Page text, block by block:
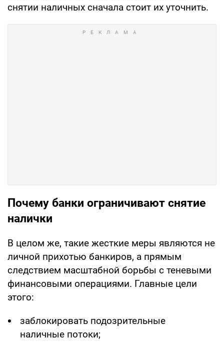
снятии наличных сначала стоит их уточнить.
Почему банки ограничивают снятие
налички
В целом же, такие жесткие меры являются не
личной прихотью банкиров, а прямым
следствием масштабной борьбы с теневыми
финансовыми операциями. Главные цели
этого:
заблокировать подозрительные
наличные потоки;